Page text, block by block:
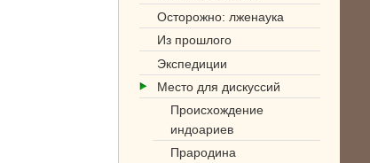
Осторожно: лженаука
Из прошлого
Экспедиции
Место для дискуссий
Происхождение
индоариев
Прародина